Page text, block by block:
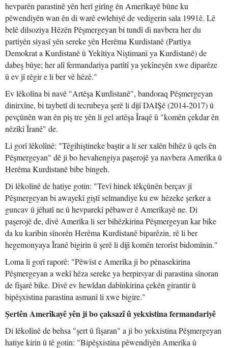
hevparên parastinê yên herî girîng ên Amerîkayê bûne ku
pêwendiyên wan ên di warê ewlehiyê de vedigerin sala 1991ê. Lê
belê dilsoziya Hêzên Pêşmergeyan bi tundî di navbera her du
partiyên siyasî yên sereke yên Herêma Kurdistanê (Partiya
Demokrat a Kurdistanê û Yekîtiya Niştimanî ya Kurdistanê) de
dabeş bûye; her alî fermandariya partîtî ya yekîneyên xwe diparêze
û ev jî rêgir e li ber vê hêzê."
Ev lêkolîna bi navê "Artêşa Kurdistanê", bandoraq Pêşmergeyan
dinirxîne, bi taybetî di tecrubeya şerê li dijî DAIŞê (2014-2017) û
pevçûnên wan ên piş tre yên li gel artêşa Îraqê û "komên çekdar ên
nêzîkî Îranê" de.
Li gorî lêkolînê: "Têgihiştineke baştir a li ser xalên bihêz û qels ên
Pêşmergeyan" dê ji bo hevahengiya paşerojê ya navbera Amerîka û
Herêma Kurdistanê bibe bingeh.
Di lêkolînê de hatiye gotin: "Tevî hinek têkçûnên berçav jî
Pêşmergeyan bi awayekî giştî selmandiye ku ew hêzeke şerker a
guncav û jêhatî ne û hevparekî pêbawer ê Amerîkayê ne. Di
paşerojê de, divê Amerîka li ser bihêzkirina Pêşmergeyan kar bike
da ku karibin sînorên Herêma Kurdistanê biparêzin, rê li ber
hegemonyaya Îranê bigirin û şerê li dijî komên terorîst bidomînin."
Loma li gorî raporê: "Pêwîst e Amerîka ji bo pênasekirina
Pêşmergeyan a wekî hêza sereke ya berpirsyar di parastina sînoran
de fişarê bike. Divê ev hewldan dabînkirina çekên girantir û
bipêşxistina parastina asmanî li xwe bigire."
Şertên Amerîkayê yên ji bo çaksazî û yekxistina fermandariyê
Di lêkolînê de behsa "şert û fişaran" a ji bo yekxistina Pêşmergeyan
hatiye kirin û tê gotin: "Bipêşxistina pêwendiyên Amerîka û